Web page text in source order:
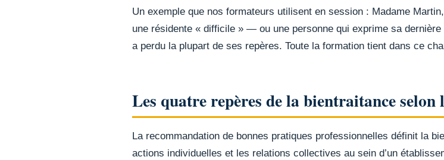
Un exemple que nos formateurs utilisent en session : Madame
une résidente « difficile » — ou une personne qui exprime sa dernière
a perdu la plupart de ses repères. Toute la formation tient dans ce
Les quatre repères de la bientraitance selon
La recommandation de bonnes pratiques professionnelles définit la
actions individuelles et les relations collectives au sein d’un